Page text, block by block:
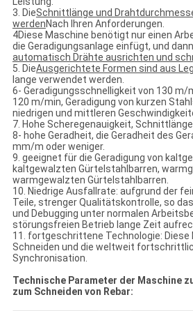
3. DieSchnittlänge und
werdenNach Ihren Anforderungen.
4Diese Maschine benötigt nur einen
die Geradigungsanlage einfügt, und dann
automatisch Drähte ausrichten und
5. DieAusgerichtete Formen sind aus
lange verwendet werden.
6- Geradigungsschnelligkeit von 130 m/
120 m/min, Geradigung von kurzen
niedrigen und mittleren
7. Hohe Scheregenauigkeit,
8- hohe Geradheit, die Geradheit des
mm/m oder weniger.
9. geeignet für die Geradigung von
kaltgewalzten Gürtelstahlbarren,
warmgewalzten Gürtelstahlbarren.
10. Niedrige Ausfallrate: aufgrund der
Teile, strenger Qualitätskontrolle, so
und Debugging unter normalen
störungsfreien Betrieb lange Zeit
11. fortgeschrittene Technologie: Diese
Schneiden und die weltweit
Synchronisation.
Technische Parameter der Maschine
zum Schneiden von Rebar: